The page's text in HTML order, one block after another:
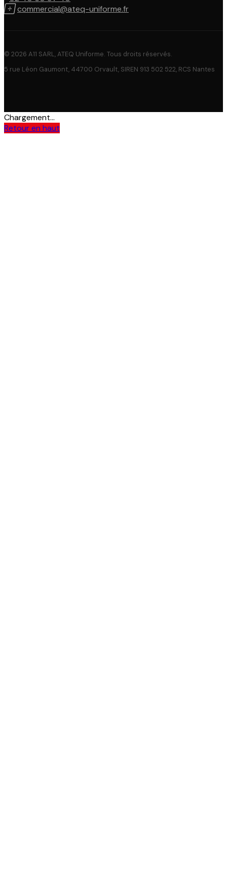
commercial@ateq-uniforme.fr
© 2026 A11 SARL, ATEQ Uniforme. Tous droits réservés.
5 rue Léon Gaumont, 44700 Orvault, SIREN 913 502 522, RCS Nantes
Chargement...
Retour en haut